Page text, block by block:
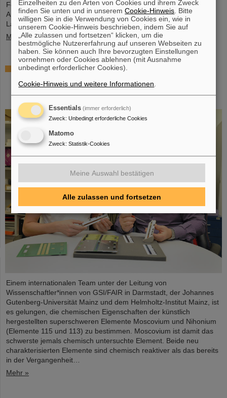
Fermium-Atomkernen (Element 100) mit unterschiedlichen
Anzahlen an Neutronen zu gewinnen. Mit modernen
Laserspektroskopietechniken bestimmten sie…
Mehr »
Das schwerste bisher chemisch untersuchte
Bestimmung der Eigenschaften von Moscovium
und Nihonium
Einem internationalen Team unter der Leitung von
Wissenschaftler*innen von GSI/FAIR in Darmstadt, der Johannes
Gutenberg-Universität Mainz und dem Helmholtz-Institut Mainz, ist
es gelungen, die chemischen Eigenschaften der künstlich
hergestellten superschweren Elemente Moscovium und Nihonium
(Elemente 115 und 113) zu bestimmen. Moscovium ist damit das
schwerste jemals chemisch untersuchte Element. Beide neu
charakterisierten Elemente sind chemisch reaktiver als das bereits
in der Vergangenheit…
Mehr »
Einzelheiten zu den Arten von Cookies und ihrem Zweck
finden Sie unten und in unseremCookie-Hinweis . Bitte
willigen Sie in die Verwendung von Cookies ein, wie in
unserem Cookie-Hinweis beschrieben, indem Sie auf
„Alle zulassen und fortsetzen“ klicken, um die
bestmögliche Nutzererfahrung auf unseren Webseiten zu
haben. Sie können auch Ihre bevorzugten Einstellungen
vornehmen oder Cookies ablehnen (mit Ausnahme
unbedingt erforderlicher Cookies).
Cookie-Hinweis und weitere Informationen
Essentials (immer erforderlich)
Zweck: Unbedingt erforderliche Cookies
Matomo
Zweck: Statistik-Cookies
Meine Auswahl bestätigen
Alle zulassen und fortsetzen